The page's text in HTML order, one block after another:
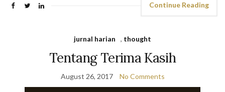
Continue Reading
jurnal harian , thought
Tentang Terima Kasih
August 26, 2017 No Comments